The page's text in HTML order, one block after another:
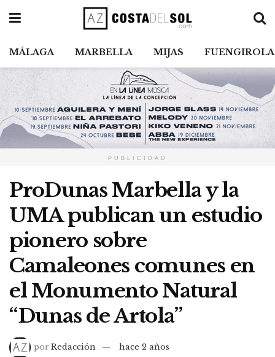
MÁLAGA MARBELLA MIJAS FUENGIROLA
PUBLICIDAD
ProDunas Marbella y la
UMA publican un estudio
pionero sobre
Camaleones comunes en
el Monumento Natural
“Dunas de Artola”
por Redacción
hace 2 años